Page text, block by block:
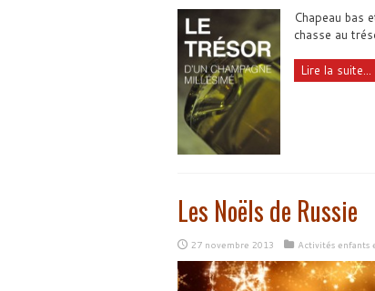
Chapeau bas
chasse au
Lire la suite...
Les Noëls de Russie
27 novembre 2013 Activités enfants